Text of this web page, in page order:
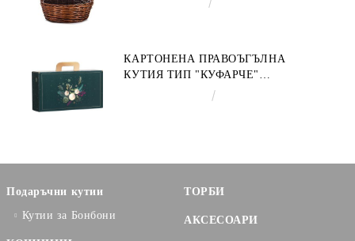
КАРТОНЕНА ПРАВОЪГЪЛНА
КУТИЯ ТИП "КУФАРЧЕ"
ENCHANTED NATURE, ЗЕЛЕНО/
Подаръчни кутии
Кутии за Бонбони
ТОРБИ
АКСЕСОАРИ